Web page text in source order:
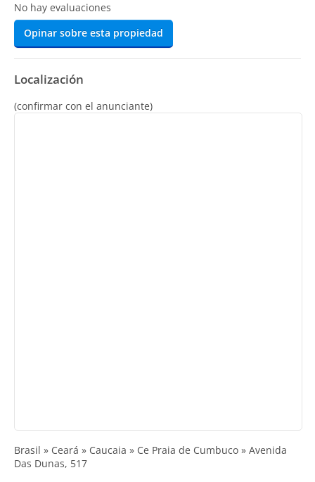
No hay evaluaciones
Opinar sobre esta propiedad
Localización
(confirmar con el anunciante)
Brasil » Ceará » Caucaia » Ce Praia de Cumbuco » Avenida
Das Dunas, 517